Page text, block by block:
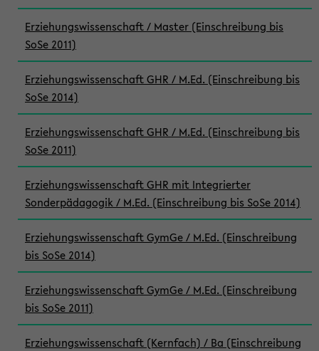
Erziehungswissenschaft / Master (Einschreibung bis
SoSe 2011)
Erziehungswissenschaft GHR / M.Ed. (Einschreibung bis
SoSe 2014)
Erziehungswissenschaft GHR / M.Ed. (Einschreibung bis
SoSe 2011)
Erziehungswissenschaft GHR mit Integrierter
Sonderpädagogik / M.Ed. (Einschreibung bis SoSe 2014)
Erziehungswissenschaft GymGe / M.Ed. (Einschreibung
bis SoSe 2014)
Erziehungswissenschaft GymGe / M.Ed. (Einschreibung
bis SoSe 2011)
Erziehungswissenschaft (Kernfach) / Ba (Einschreibung